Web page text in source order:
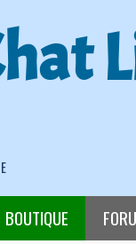
BOUTIQUE